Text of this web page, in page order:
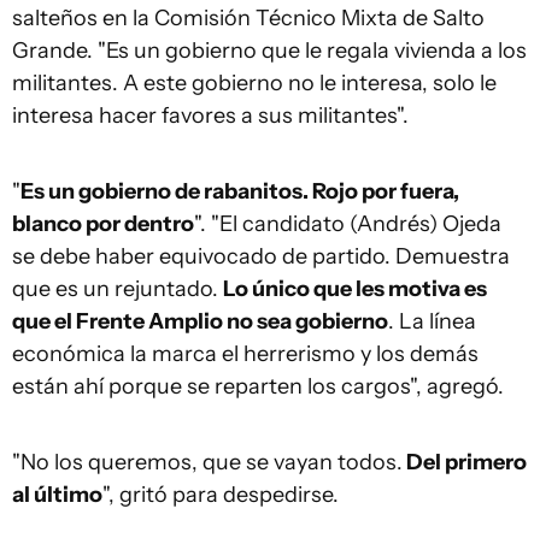
salteños en la Comisión Técnico Mixta de Salto
Grande. "Es un gobierno que le regala vivienda a los
militantes. A este gobierno no le interesa, solo le
interesa hacer favores a sus militantes".
"Es un gobierno de rabanitos. Rojo por fuera,
blanco por dentro". "El candidato (Andrés) Ojeda
se debe haber equivocado de partido. Demuestra
que es un rejuntado. Lo único que les motiva es
que el Frente Amplio no sea gobierno. La línea
económica la marca el herrerismo y los demás
están ahí porque se reparten los cargos", agregó.
"No los queremos, que se vayan todos. Del primero
al último", gritó para despedirse.